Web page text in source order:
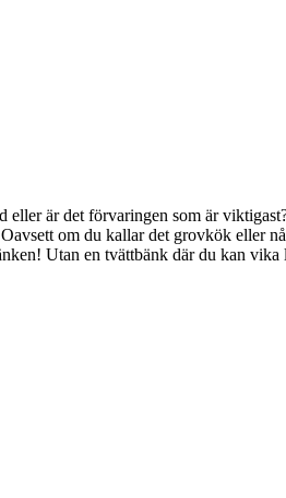
är det förvaringen som är
om du kallar det grovkök eller
Utan en tvättbänk där du kan